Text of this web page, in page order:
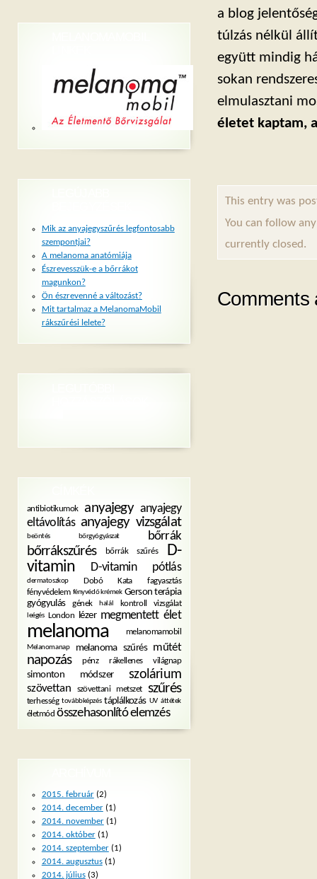
a blog
túlzás nélkül
együtt mindig
sokan
elmulasztani
életet kaptam,
This entry was
You can follow
currently closed.
Comments
Mik az anyajegyszűrés legfontosabb
szempontjai?
A melanoma anatómiája
Észrevesszük-e a bőrrákot
magunkon?
Ön észrevenné a változást?
Mit tartalmaz a MelanomaMobil
rákszűrési lelete?
antibiotikumok anyajegy anyajegy
eltávolítás anyajegy vizsgálat
beöntés bőrgyógyászat bőrrák
bőrrákszűrés bőrrák szűrés
D-
vitamin
D-vitamin pótlás
dermatoszkop Dobó Kata
fagyasztás
fényvédelem fényvédő krémek Gerson terápia
gyógyulás
gének halál kontroll vizsgálat
leégés London lézer megmentett élet
melanoma melanomamobil
Melanomanap melanoma szűrés műtét
napozás pénz rákellenes világnap
simonton módszer szolárium
szövettan szövettani metszet szűrés
terhesség továbbképzés táplálkozás UV áttétek
életmód összehasonlító elemzés
2015. február(2)
2014. december(1)
2014. november(1)
2014. október(1)
2014. szeptember(1)
2014. augusztus(1)
2014. július(3)